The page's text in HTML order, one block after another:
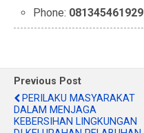
Phone: 081345461929
Previous Post
PERILAKU MASYARAKAT
DALAM MENJAGA
KEBERSIHAN LINGKUNGAN